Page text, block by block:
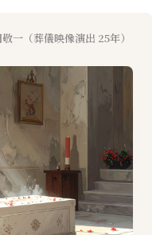
一（葬儀映像演出 25年）